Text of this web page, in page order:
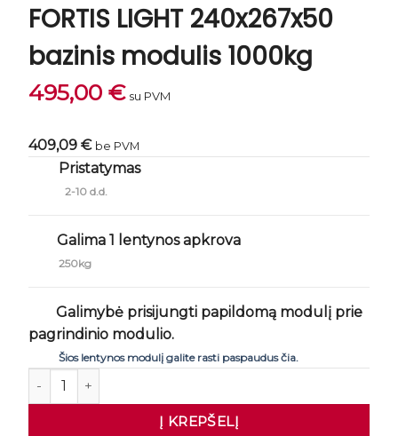
FORTIS LIGHT 240x267x50
bazinis modulis 1000kg
495,00 € su PVM
409,09 € be PVM
Pristatymas
2-10 d.d.
Galima 1 lentynos apkrova
250kg
Galimybė prisijungti papildomą modulį prie
pagrindinio modulio.
Šios lentynos modulį galite rasti paspaudus čia.
produkto kiekis: Sandėliavimo lentyna FORTIS LIGHT
Į KREPŠELĮ